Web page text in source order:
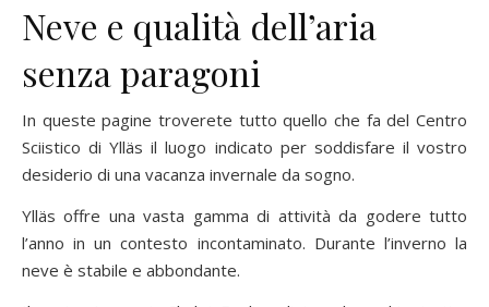
Neve e qualità dell’aria
senza paragoni
In queste pagine troverete tutto quello che fa del Centro
Sciistico di Ylläs il luogo indicato per soddisfare il vostro
desiderio di una vacanza invernale da sogno.
Ylläs offre una vasta gamma di attività da godere tutto
l’anno in un contesto incontaminato. Durante l’inverno la
neve è stabile e abbondante.